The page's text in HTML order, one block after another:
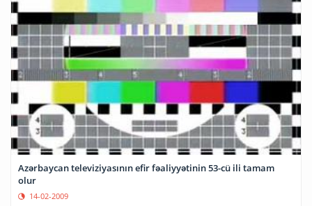
Azərbaycan televiziyasının efir fəaliyyətinin 53-cü ili tamam
olur
14-02-2009